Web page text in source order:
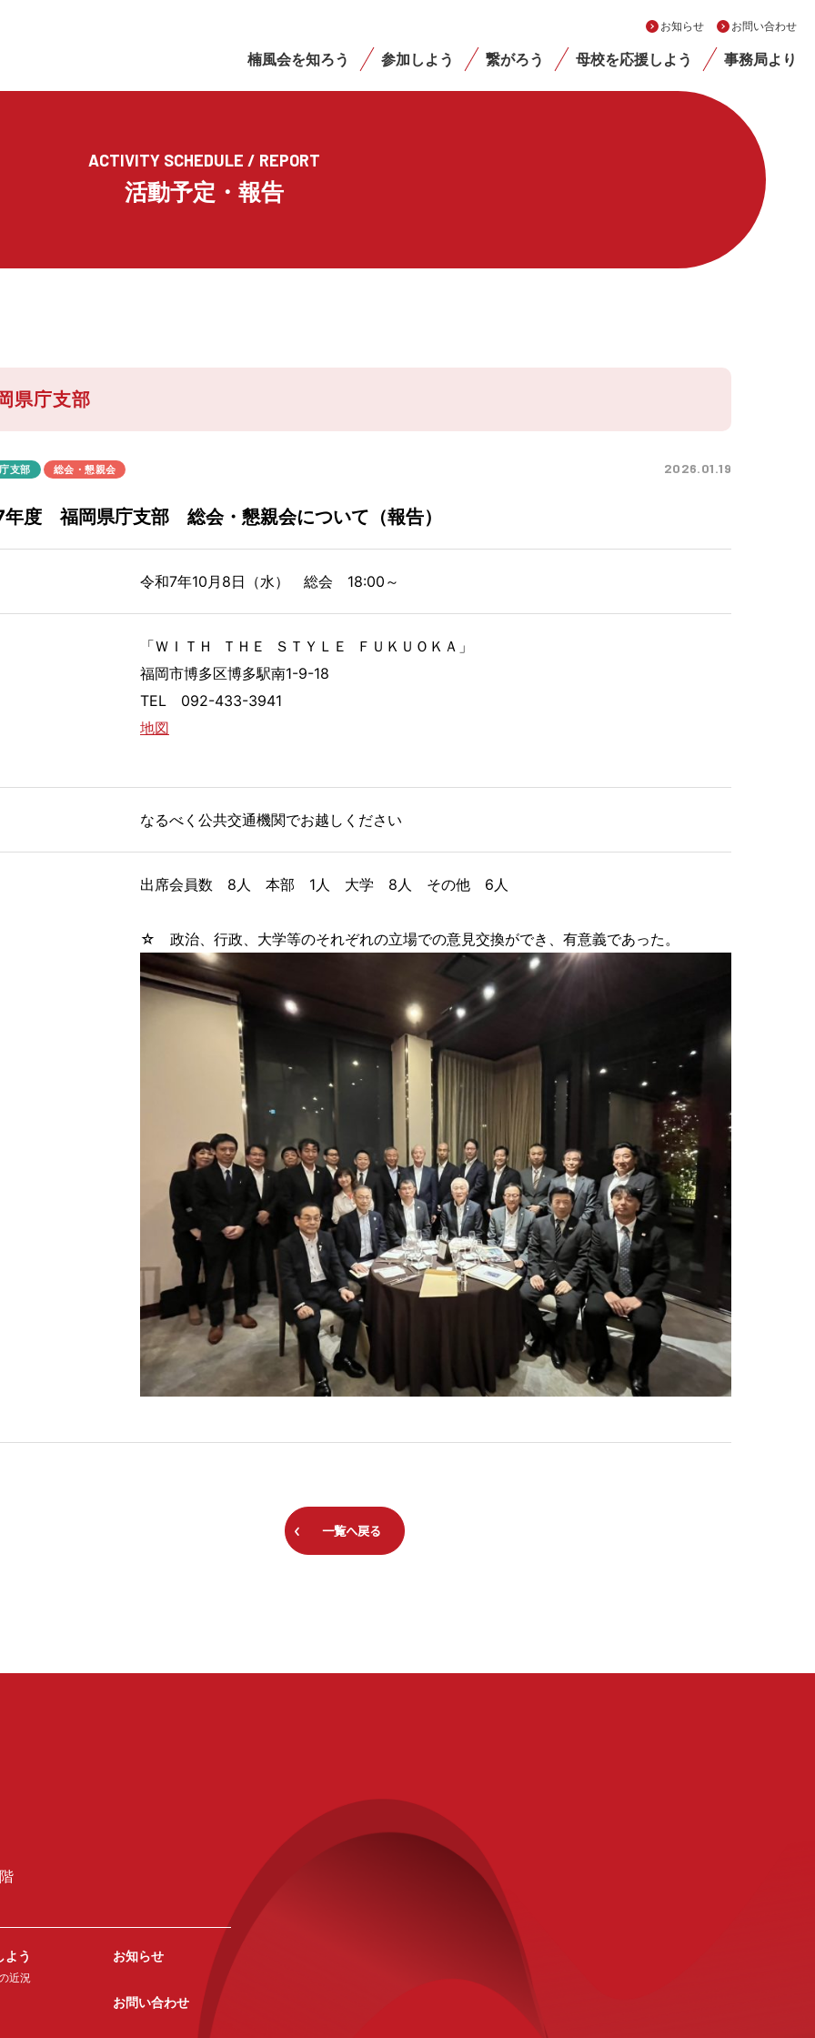
お知らせ お問い合わせ
楠風会を知ろう 参加しよう 繋がろう 母校を応援しよう 事務局より
ACTIVITY SCHEDULE / REPORT
活動予定・報告
県庁支部
支部 総会・懇親会 2026.01.19
年度 福岡県庁支部 総会・懇親会について（報告）
令和7年10月8日（水） 総会 18:00～
「ＷＩＴＨ ＴＨＥ ＳＴＹＬＥ ＦＵＫＵＯＫＡ」
福岡市博多区博多駅南1-9-18
TEL 092-433-3941
地図
なるべく公共交通機関でお越しください
出席会員数 8人 本部 1人 大学 8人 その他 6人
☆ 政治、行政、大学等のそれぞれの立場での意見交換ができ、有意義であった。
一覧へ戻る
よう
近況
お知らせ
お問い合わせ